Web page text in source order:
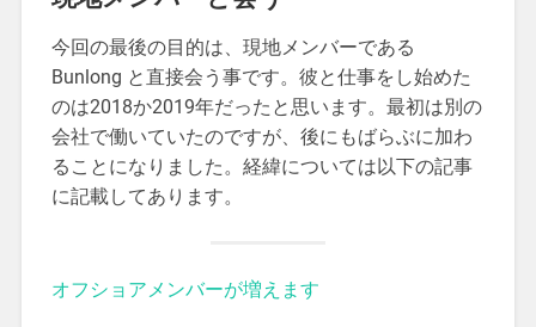
今回の最後の目的は、現地メンバーである
Bunlong と直接会う事です。彼と仕事をし始めた
のは2018か2019年だったと思います。最初は別の
会社で働いていたのですが、後にもばらぶに加わ
ることになりました。経緯については以下の記事
に記載してあります。
オフショアメンバーが増えます